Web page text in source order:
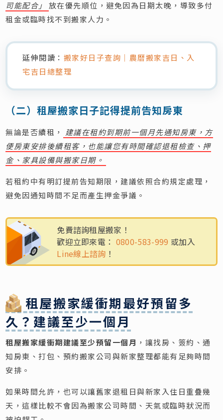
司能配合」
放在優先順位，避免因為日期太晚，導致多付
租金或臨時找不到搬家人力。
延伸閱讀： 搬家好日子查詢｜農曆搬家吉日、入
宅吉日總整理
（二）租屋搬家日子記得提前告知房東
無論是否續租，
建議在租約到期前一個月先通知房東，方
便房東安排後續租客，也能讓您有時間確認退租檢查、押
金、家具設備與搬家日期。
若租約中有明訂提前告知期限，建議依照合約規定處理，
避免因通知時間不足而產生押金爭議。
免費諮詢租屋搬家！
歡迎立即來電： 0800-583-999 或加入
Line線上諮詢 ！
租屋搬家緩衝期最好預留多
久？建議至少一個月
租屋搬家緩衝期建議至少預留一個月 ，讓找房、簽約、通
知房東、打包、預約搬家公司與新家整理都能有足夠時間
安排。
如果時間允許，也可以讓舊家退租日與新家入住日重疊幾
天，這樣比較不會因為搬家公司時間、天氣或臨時狀況而